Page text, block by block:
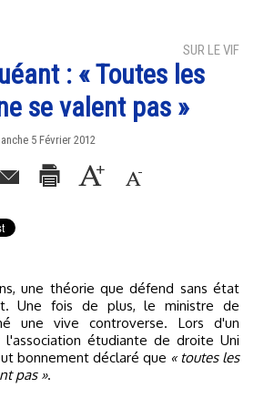
SUR LE VIF
: « Toutes les
se valent pas »
5 Février 2012
Une fois de plus, le ministre de
une vive controverse. Lors d'un
étudiante de droite Uni
bonnement déclaré que « toutes les
pas ».